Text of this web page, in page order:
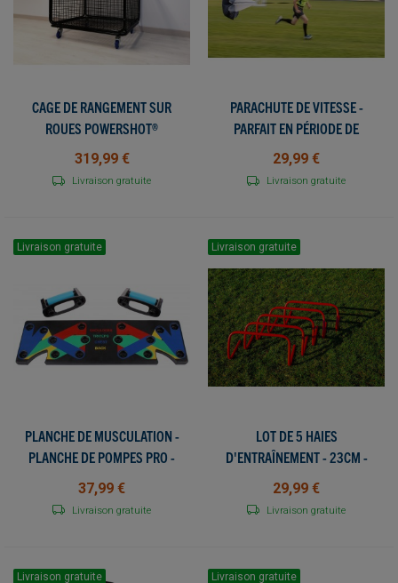
CAGE DE RANGEMENT SUR
ROUES POWERSHOT®
319,99 €
Livraison gratuite
PARACHUTE DE VITESSE -
PARFAIT EN PÉRIODE DE
PRÉPARATION PHYSIQUE
29,99 €
Livraison gratuite
Livraison gratuite
PLANCHE DE MUSCULATION -
PLANCHE DE POMPES PRO -
FITNESS À DOMICILE ET
ENTRAÎNEMENT MUSCULAIRE
37,99 €
Livraison gratuite
Livraison gratuite
LOT DE 5 HAIES
D'ENTRAÎNEMENT - 23CM -
POWERSHOT - EXERCICES ET
ÉCHAUFFEMENTS
29,99 €
Livraison gratuite
Livraison gratuite Livraison gratuite